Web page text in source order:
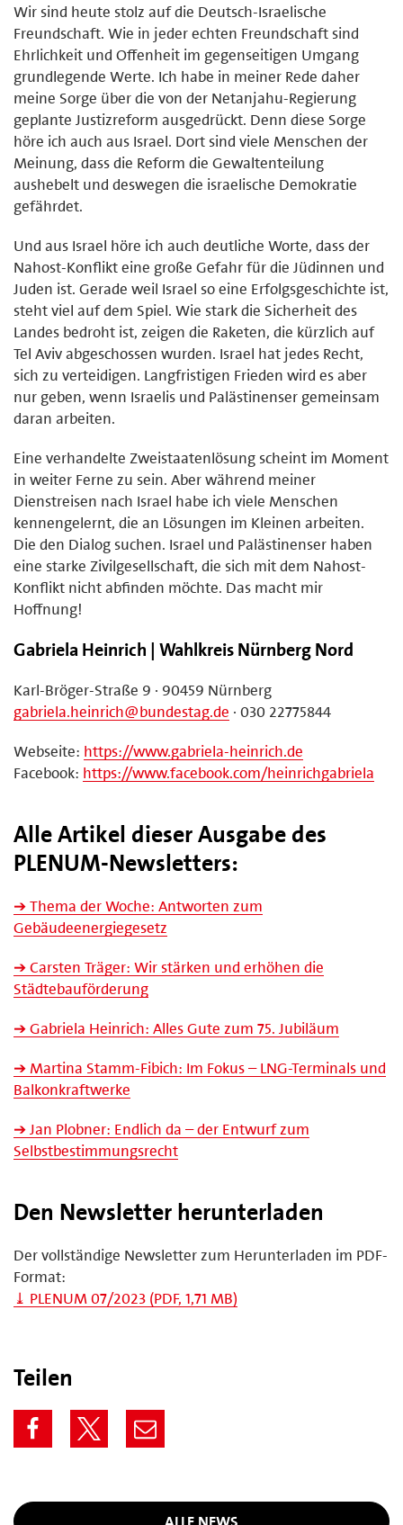
Wir sind heute stolz auf die Deutsch-Israelische
Freundschaft. Wie in jeder echten Freundschaft sind
Ehrlichkeit und Offenheit im gegenseitigen Umgang
grundlegende Werte. Ich habe in meiner Rede daher
meine Sorge über die von der Netanjahu-Regierung
geplante Justizreform ausgedrückt. Denn diese Sorge
höre ich auch aus Israel. Dort sind viele Menschen der
Meinung, dass die Reform die Gewaltenteilung
aushebelt und deswegen die israelische Demokratie
gefährdet.
Und aus Israel höre ich auch deutliche Worte, dass der
Nahost-Konflikt eine große Gefahr für die Jüdinnen und
Juden ist. Gerade weil Israel so eine Erfolgsgeschichte ist,
steht viel auf dem Spiel. Wie stark die Sicherheit des
Landes bedroht ist, zeigen die Raketen, die kürzlich auf
Tel Aviv abgeschossen wurden. Israel hat jedes Recht,
sich zu verteidigen. Langfristigen Frieden wird es aber
nur geben, wenn Israelis und Palästinenser gemeinsam
daran arbeiten.
Eine verhandelte Zweistaatenlösung scheint im Moment
in weiter Ferne zu sein. Aber während meiner
Dienstreisen nach Israel habe ich viele Menschen
kennengelernt, die an Lösungen im Kleinen arbeiten.
Die den Dialog suchen. Israel und Palästinenser haben
eine starke Zivilgesellschaft, die sich mit dem Nahost-
Konflikt nicht abfinden möchte. Das macht mir
Hoffnung!
Gabriela Heinrich | Wahlkreis Nürnberg Nord
Karl-Bröger-Straße 9 · 90459 Nürnberg
gabriela.heinrich@bundestag.de · 030 22775844
Webseite: https://www.gabriela-heinrich.de
Facebook: https://www.facebook.com/heinrichgabriela
Alle Artikel dieser Ausgabe des
PLENUM-Newsletters:
➔ Thema der Woche: Antworten zum
Gebäudeenergiegesetz
➔ Carsten Träger: Wir stärken und erhöhen die
Städtebauförderung
➔ Gabriela Heinrich: Alles Gute zum 75. Jubiläum
➔ Martina Stamm-Fibich: Im Fokus – LNG-Terminals und
Balkonkraftwerke
➔ Jan Plobner: Endlich da – der Entwurf zum
Selbstbestimmungsrecht
Den Newsletter herunterladen
Der vollständige Newsletter zum Herunterladen im PDF-
Format:
⤓ PLENUM 07/2023 (PDF, 1,71 MB)
Teilen
ALLE NEWS